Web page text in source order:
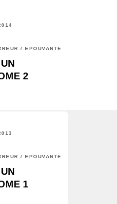
/ EPOUVANTE
2
/ EPOUVANTE
1